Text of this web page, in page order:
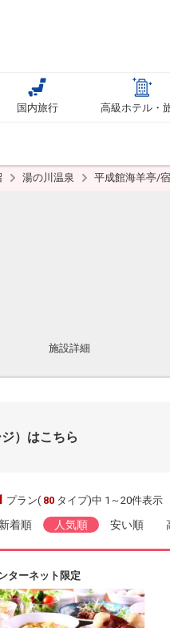
国内旅行 高級ホテル・
湯の川温泉 平成館海羊亭/
施設詳細
）はこちら
プラン( 80 タイプ)中 1～20件表示
新着順 人気順 安い順
ターネット限定